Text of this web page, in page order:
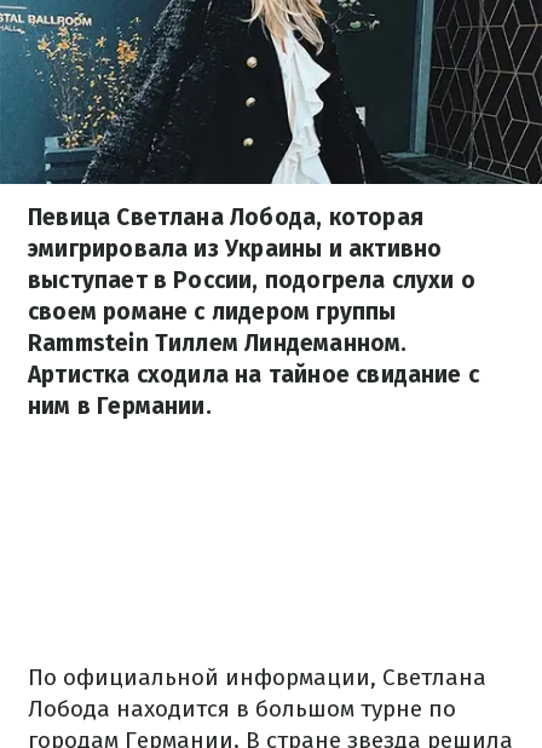
Певица Светлана Лобода, которая
эмигрировала из Украины и активно
выступает в России, подогрела слухи о
своем романе с лидером группы
Rammstein Тиллем Линдеманном.
Артистка сходила на тайное свидание с
ним в Германии.
По официальной информации, Светлана
Лобода находится в большом турне по
городам Германии. В стране звезда решила